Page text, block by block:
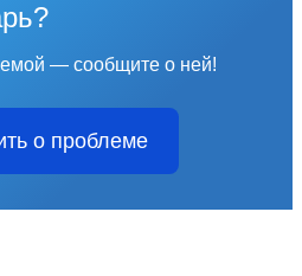
— сообщите о ней!
о проблеме